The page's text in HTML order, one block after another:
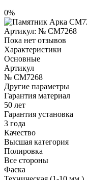
0%
Артикул: № CM7268
Пока нет отзывов
Характеристики
Основные
Артикул
№ CM7268
Другие параметры
Гарантия материал
50 лет
Гарантия установка
3 года
Качество
Высшая категория
Полировка
Все стороны
Фаска